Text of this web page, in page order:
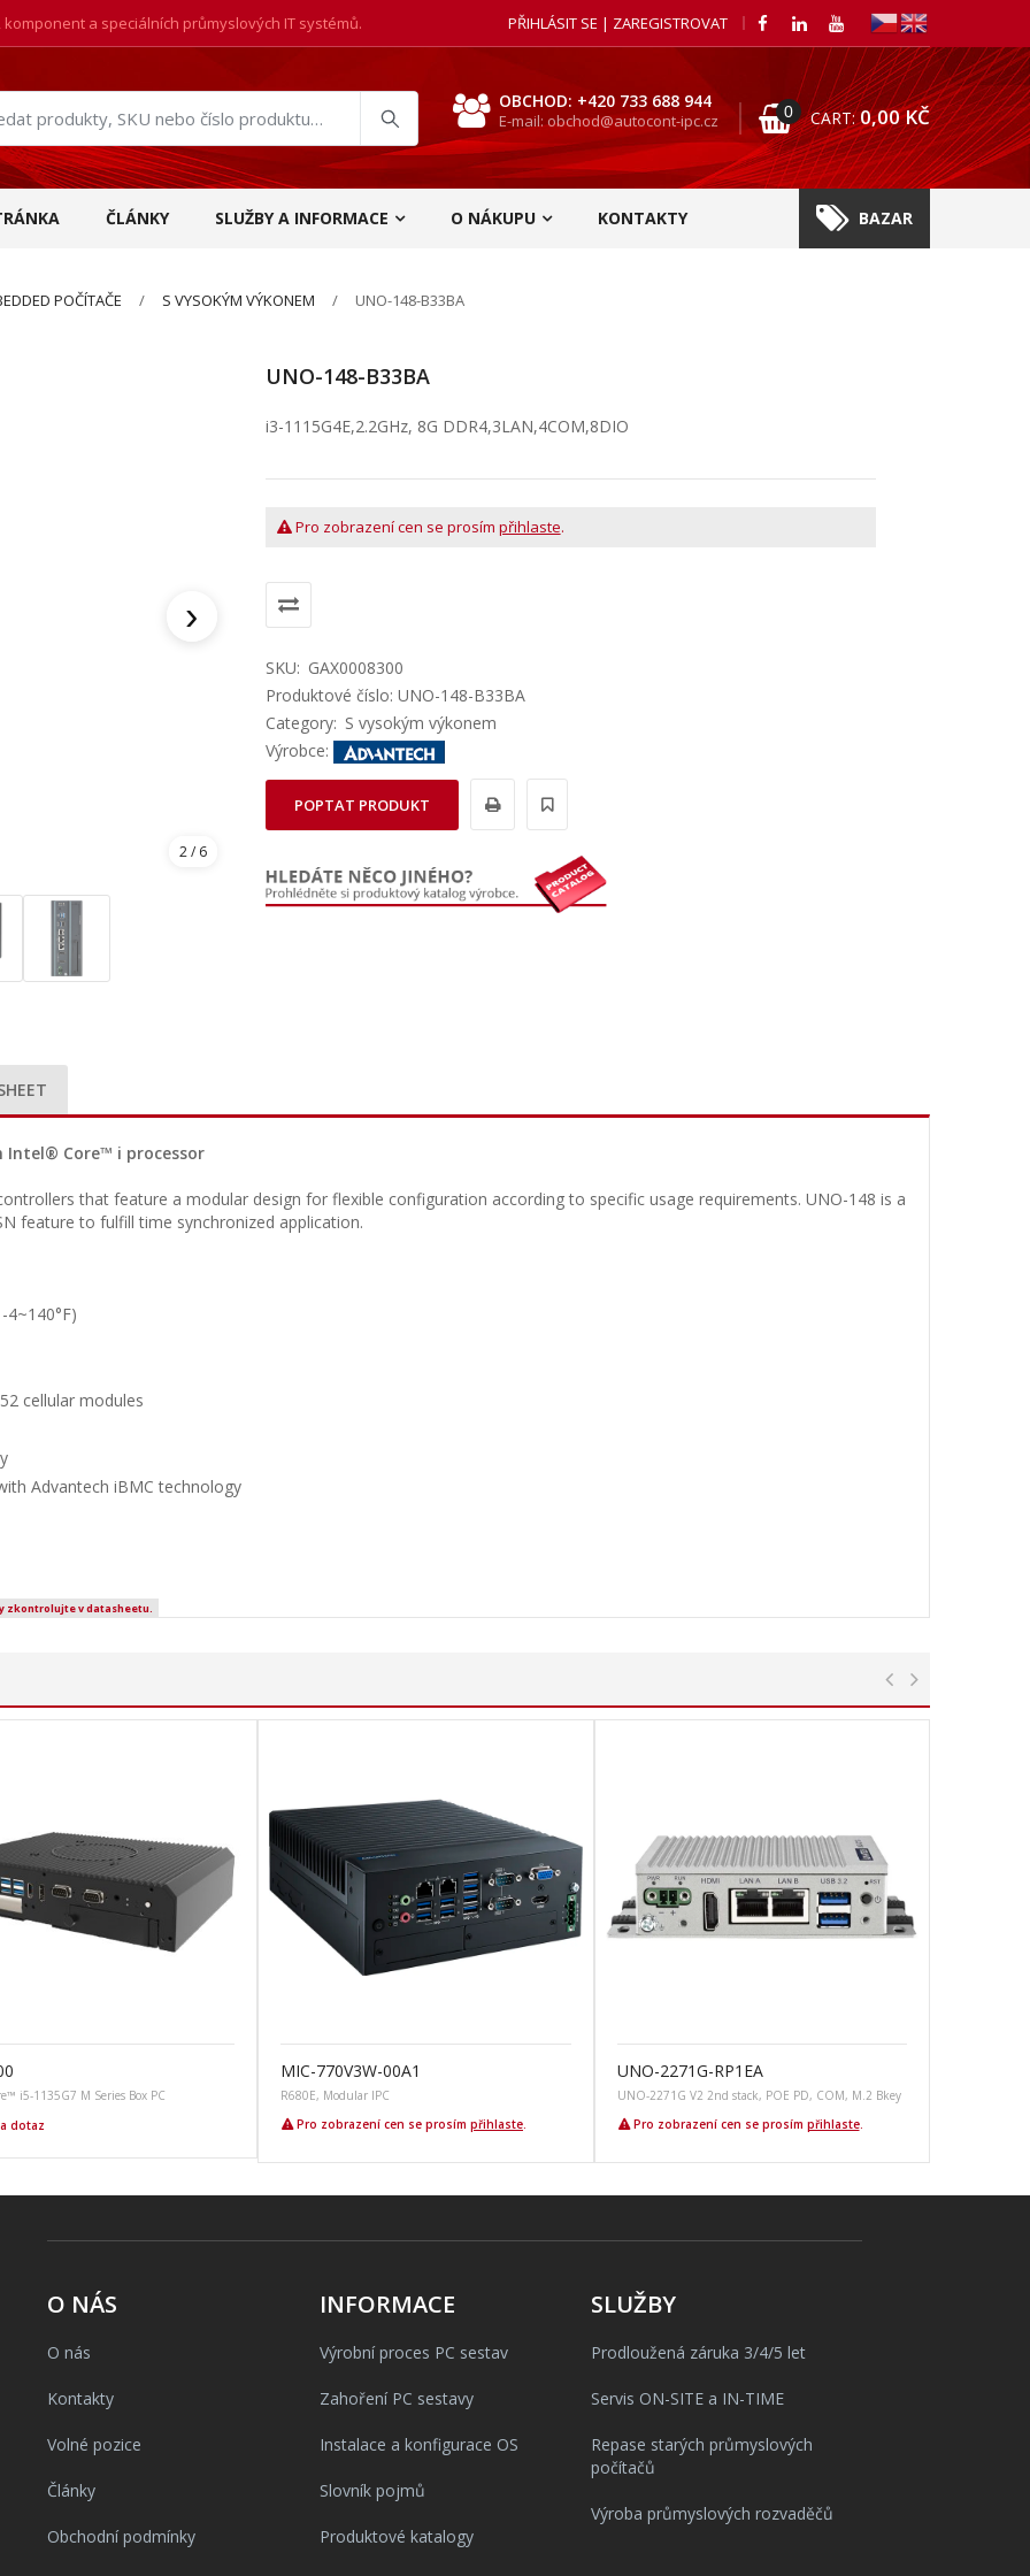
a speciálních průmyslových IT systémů. PŘIHLÁSIT SE | ZAREGISTROVAT
OBCHOD: +420 733 688 944
E-mail: obchod@autocont-ipc.cz 0 CART: 0,00KČ
ČLÁNKY SLUŽBY A INFORMACE O NÁKUPU KONTAKTY BAZAR
POČÍTAČE S VYSOKÝM VÝKONEM UNO-148-B33BA
›
3/ 6
UNO-148-B33BA
i3-1115G4E,2.2GHz, 8G DDR4,3LAN,4COM,8DIO
Pro zobrazení cen se prosím přihlaste.
SKU: GAX0008300
Produktové číslo: UNO-148-B33BA
Category: S vysokým výkonem
Výrobce:
POPTAT PRODUKT
Intel® Core™ i processor
that feature a modular design for flexible configuration according to specific usage requirements. UNO-148 is a
feature to fulfill time synchronized application.
cellular modules
Advantech iBMC technology
zkontrolujte v datasheetu.
i5-1135G7 M Series Box PC
dotaz
MIC-770V3W-00A1
R680E, Modular IPC
Pro zobrazení cen se prosím přihlaste
UNO-2271G-RP1EA
UNO-2271G V2 2nd stack, POE PD, COM, M.2 Bkey
Pro zobrazení cen se prosím přihlaste.
O NÁS
O nás
Kontakty
Volné pozice
Články
Obchodní podmínky
INFORMACE
Výrobní proces PC sestav
Zahoření PC sestavy
Instalace a konfigurace OS
Slovník pojmů
Produktové katalogy
SLUŽBY
Prodloužená záruka 3/4/5 let
Servis ON-SITE a IN-TIME
Repase starých průmyslových
počítačů
Výroba průmyslových rozvaděčů